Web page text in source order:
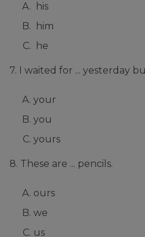
his
him
he
7. I waited for ... yesterday
your
you
yours
8. These are ... pencils.
ours
we
us